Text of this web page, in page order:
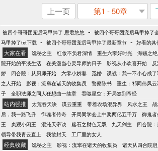
上一页 第1 - 50章
被四个哥哥团宠后马甲掉了 思君悠悠 - 被四个哥哥团宠后马甲掉了
马甲掉了txt下载 - 被四个哥哥团宠后马甲掉了最新章节 - 好看的其
大家在看 诡秘之主 红妆不负君深情 重生六零好时光 海贼之
院开始的平淡生活
在美漫当心灵导师的日子 影视从小欢喜开始
娇
四合院：从厨师开始 六零小娇妻 觅婚 谍战：我一不小心成
之人开始
影视：流窜在诸天的收集员 警察陈书 重生：祁同伟风云
子
全职法师之同人狂想曲一续章 吞噬星空：开局签到帝经
站内强推 太荒吞天诀 谍云重重 带着农场混异界 风水之王
后，我一路飞升
御魂者传奇 开局同学会上中奖两亿五千万 御鬼
王
贞观小闲王 混沌天帝诀 赌石之财色无双 九天剑主 四合院
领导带我青云直上
我欲封天 工厂里的女人
经典收藏 诡秘之主 影视：流窜在诸天的收集员 诸天从四合院